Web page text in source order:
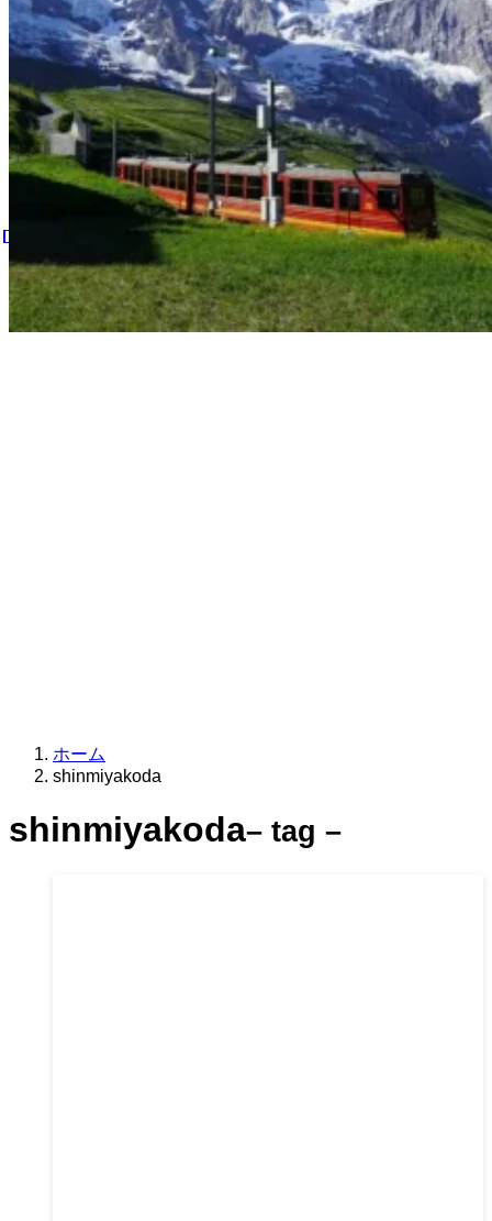
ホーム
shinmiyakoda
shinmiyakoda– tag –